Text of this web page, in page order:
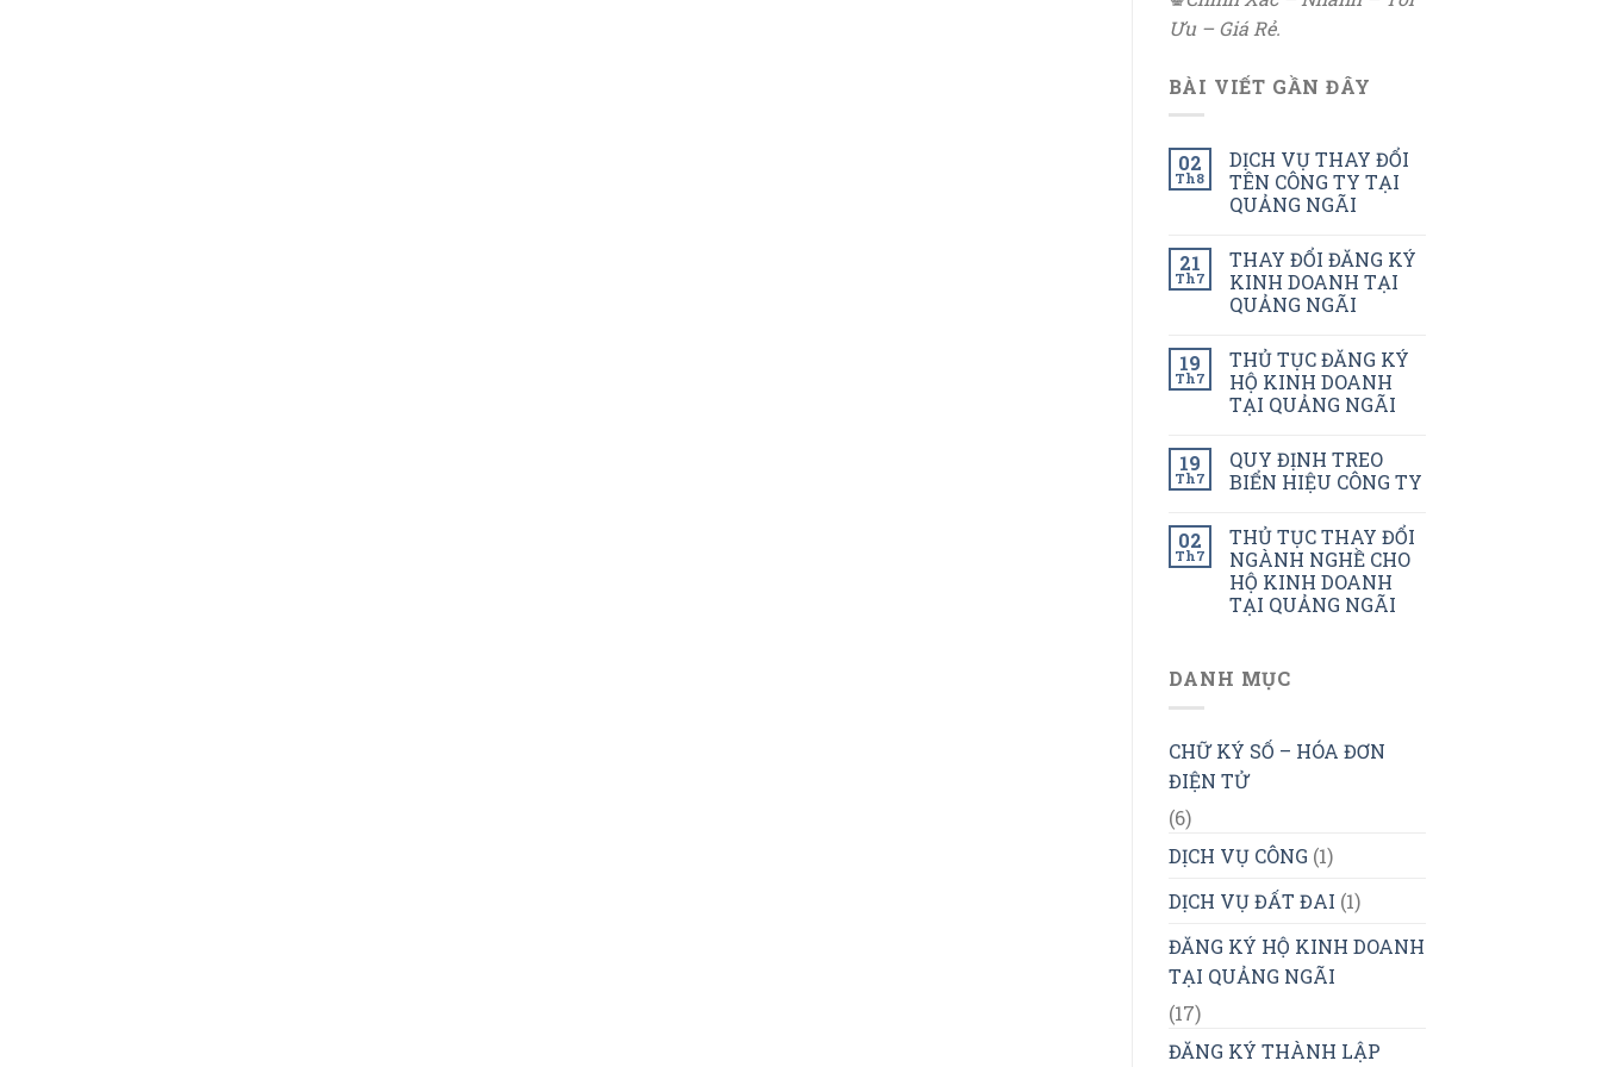
Ưu – Giá Rẻ.
BÀI VIẾT GẦN ĐÂY
02
Th8
DỊCH VỤ THAY ĐỔI
TÊN CÔNG TY TẠI
QUẢNG NGÃI
21
Th7
THAY ĐỔI ĐĂNG KÝ
KINH DOANH TẠI
QUẢNG NGÃI
19
Th7
THỦ TỤC ĐĂNG KÝ
HỘ KINH DOANH
TẠI QUẢNG NGÃI
19
Th7
QUY ĐỊNH TREO
BIỂN HIỆU CÔNG TY
02
Th7
THỦ TỤC THAY ĐỔI
NGÀNH NGHỀ CHO
HỘ KINH DOANH
TẠI QUẢNG NGÃI
DANH MỤC
CHỮ KÝ SỐ – HÓA ĐƠN
ĐIỆN TỬ
(6)
DỊCH VỤ CÔNG (1)
DỊCH VỤ ĐẤT ĐAI (1)
ĐĂNG KÝ HỘ KINH DOANH
TẠI QUẢNG NGÃI
(17)
ĐĂNG KÝ THÀNH LẬP